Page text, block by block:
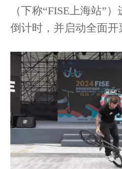
（下称“FISE上海站”
倒计时，并启动全面开